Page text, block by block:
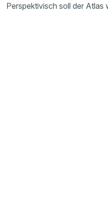
Perspektivisch soll der Atlas